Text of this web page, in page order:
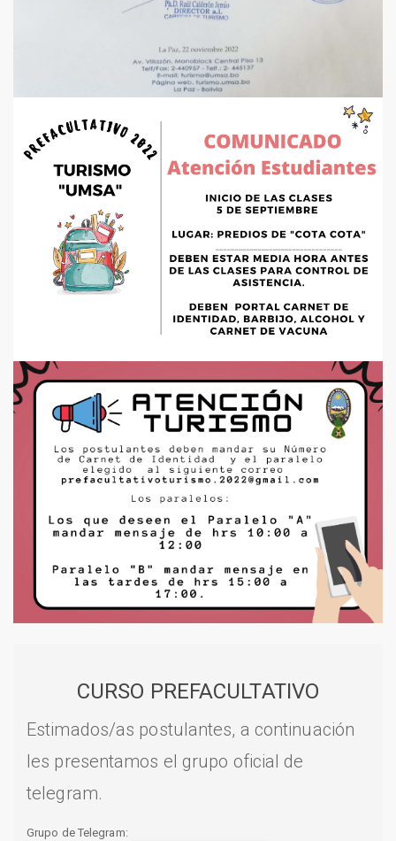
CURSO PREFACULTATIVO
Estimados/as postulantes, a continuación
les presentamos el grupo oficial de
telegram.
Grupo de Telegram: